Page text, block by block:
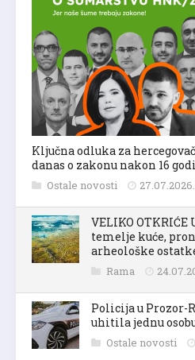
Ključna odluka za
danas o zakonu nakon 16
Ostale novosti 27.07.2026.
VELIKO OTKRIĆE
temelje kuće,
arheološke
Rama
Policija u Prozor-
uhitila jednu
Ostale novosti